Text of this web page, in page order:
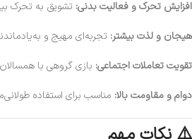
افزایش تحرک و فعالیت بدنی: تشویق به تحرک
هیجان و لذت بیشتر: تجربه‌ای مهیج و
تقویت تعاملات اجتماعی: بازی گروهی با همسالان
دوام و مقاومت بالا: مناسب برای استفاده